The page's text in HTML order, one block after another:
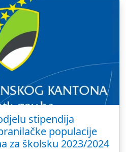
stipendija
populacije
za školsku 2023/2024